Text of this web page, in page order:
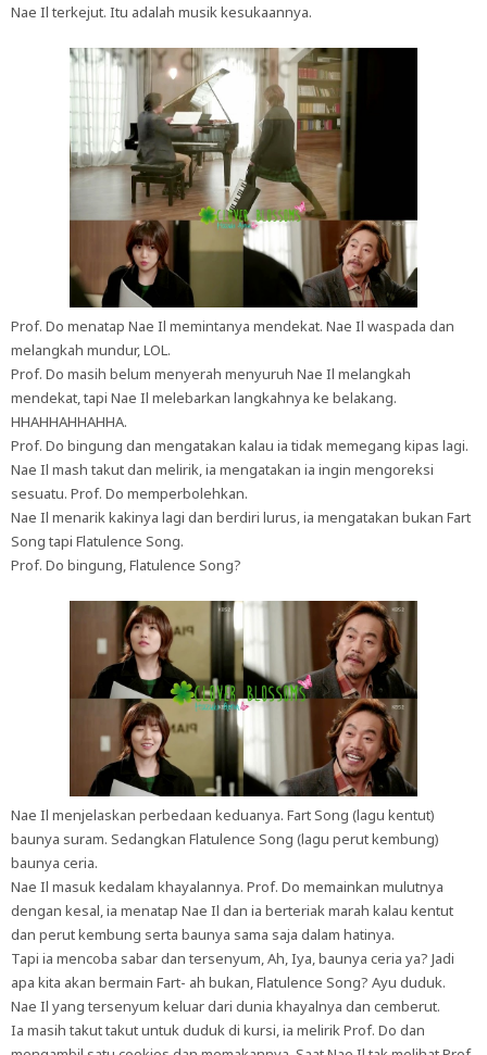
Nae Il terkejut. Itu adalah musik kesukaannya.
Prof. Do menatap Nae Il memintanya mendekat. Nae Il waspada dan
melangkah mundur, LOL.
Prof. Do masih belum menyerah menyuruh Nae Il melangkah
mendekat, tapi Nae Il melebarkan langkahnya ke belakang.
HHAHHAHHAHHA.
Prof. Do bingung dan mengatakan kalau ia tidak memegang kipas lagi.
Nae Il mash takut dan melirik, ia mengatakan ia ingin mengoreksi
sesuatu. Prof. Do memperbolehkan.
Nae Il menarik kakinya lagi dan berdiri lurus, ia mengatakan bukan Fart
Song tapi Flatulence Song.
Prof. Do bingung, Flatulence Song?
Nae Il menjelaskan perbedaan keduanya. Fart Song (lagu kentut)
baunya suram. Sedangkan Flatulence Song (lagu perut kembung)
baunya ceria.
Nae Il masuk kedalam khayalannya. Prof. Do memainkan mulutnya
dengan kesal, ia menatap Nae Il dan ia berteriak marah kalau kentut
dan perut kembung serta baunya sama saja dalam hatinya.
Tapi ia mencoba sabar dan tersenyum, Ah, Iya, baunya ceria ya? Jadi
apa kita akan bermain Fart- ah bukan, Flatulence Song? Ayu duduk.
Nae Il yang tersenyum keluar dari dunia khayalnya dan cemberut.
Ia masih takut takut untuk duduk di kursi, ia melirik Prof. Do dan